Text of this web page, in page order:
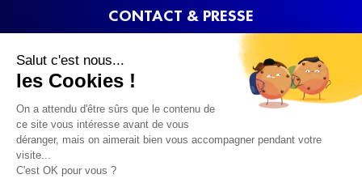
Salut c'est nous...
les Cookies !
On a attendu d'être sûrs que le contenu de
ce site vous intéresse avant de vous
déranger, mais on aimerait bien vous accompagner pendant votre
visite...
C'est OK pour vous ?
CONTACT & PRESSE